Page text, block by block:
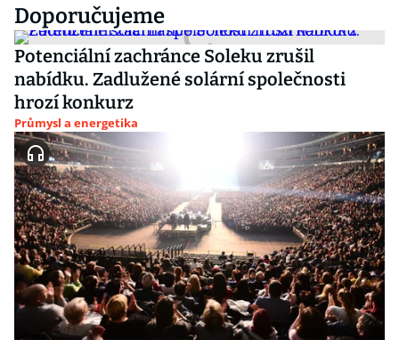
Doporučujeme
Potenciální zachránce Soleku zrušil
nabídku. Zadlužené solární společnosti
hrozí konkurz
Průmysl a energetika